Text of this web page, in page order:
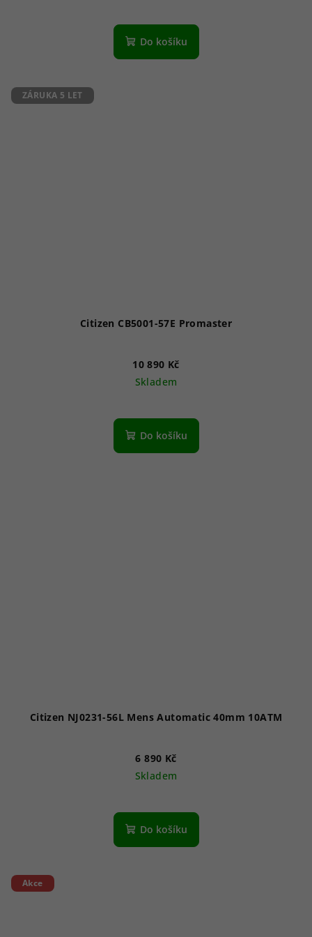
Do košíku
ZÁRUKA 5 LET
Citizen CB5001-57E Promaster
10 890 Kč
Skladem
hodnocení
produktu
Do košíku
Citizen NJ0231-56L Mens Automatic 40mm 10ATM
6 890 Kč
Skladem
Do košíku
Akce